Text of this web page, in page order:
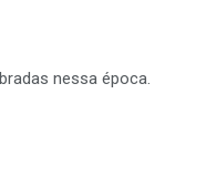
nessa época.